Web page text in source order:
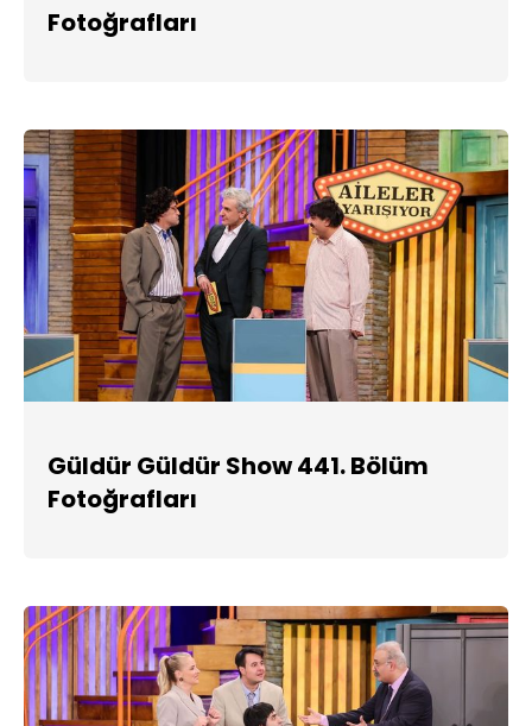
Fotoğrafları
Güldür Güldür Show 441. Bölüm
Fotoğrafları